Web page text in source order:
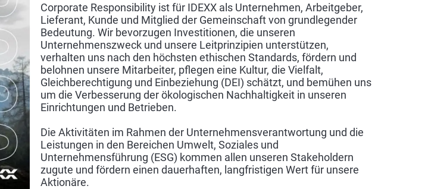
Corporate Responsibility ist für IDEXX als Unternehmen, Arbeitgeber,
Lieferant, Kunde und Mitglied der Gemeinschaft von grundlegender
Bedeutung. Wir bevorzugen Investitionen, die unseren
Unternehmenszweck und unsere Leitprinzipien unterstützen,
verhalten uns nach den höchsten ethischen Standards, fördern und
belohnen unsere Mitarbeiter, pflegen eine Kultur, die Vielfalt,
Gleichberechtigung und Einbeziehung (DEI) schätzt, und bemühen uns
um die Verbesserung der ökologischen Nachhaltigkeit in unseren
Einrichtungen und Betrieben.
Die Aktivitäten im Rahmen der Unternehmensverantwortung und die
Leistungen in den Bereichen Umwelt, Soziales und
Unternehmensführung (ESG) kommen allen unseren Stakeholdern
zugute und fördern einen dauerhaften, langfristigen Wert für unsere
Aktionäre.